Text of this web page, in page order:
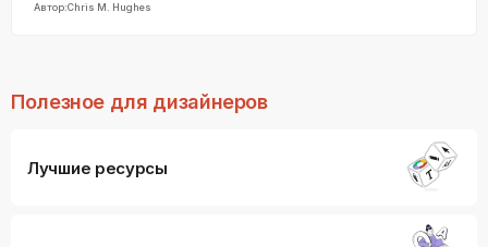
Автор:Chris M. Hughes
Полезное для дизайнеров
Лучшие ресурсы